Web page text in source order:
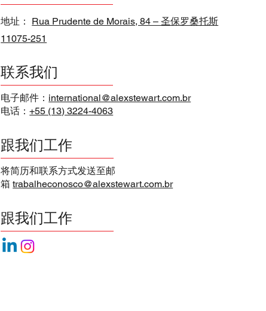
地址： Rua Prudente de Morais, 84 – 圣保罗桑托斯
11075-251
联系我们
电子邮件： international@alexstewart.com.br
电话：+55 (13) 3224-4063
跟我们工作
将简历和联系方式发送至邮
箱trabalheconosco@alexstewart.com.br
跟我们工作